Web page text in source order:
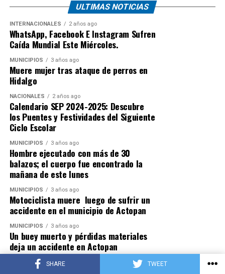
SHARE TWEET
ULTIMAS NOTICIAS
INTERNACIONALES 2 años ago
WhatsApp, Facebook E Instagram Sufren
Caída Mundial Este Miércoles.
MUNICIPIOS 3 años ago
Muere mujer tras ataque de perros en
Hidalgo
NACIONALES 2 años ago
Calendario SEP 2024-2025: Descubre
los Puentes y Festividades del Siguiente
Ciclo Escolar
MUNICIPIOS 3 años ago
Hombre ejecutado con más de 30
balazos; el cuerpo fue encontrado la
mañana de este lunes
MUNICIPIOS 3 años ago
Motociclista muere luego de sufrir un
accidente en el municipio de Actopan
MUNICIPIOS 3 años ago
Un buey muerto y pérdidas materiales
deja un accidente en Actopan
INTERNACIONALES